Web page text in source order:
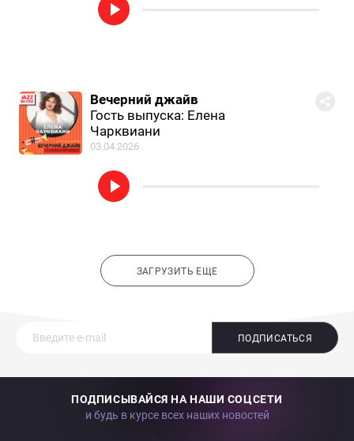
Вечерний джайв
Гость выпуска: Елена
Чарквиани
03.04.2026
ЗАГРУЗИТЬ ЕЩЕ
ПОДПИСАТЬСЯ
ПОДПИСЫВАЙСЯ НА НАШИ СОЦСЕТИ
и будь в курсе всех наших новостей